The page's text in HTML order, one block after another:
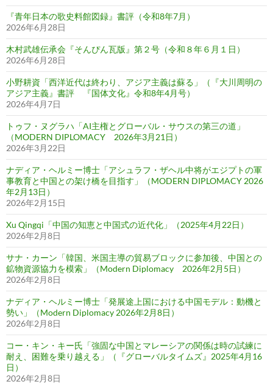
『青年日本の歌史料館図録』書評（令和8年7月）
2026年6月28日
木村武雄伝承会『そんぴん瓦版』第２号（令和８年６月１日）
2026年6月28日
小野耕資「西洋近代は終わり、アジア主義は蘇る」（『大川周明の
アジア主義』書評 『国体文化』令和8年4月号）
2026年4月7日
トゥフ・ヌグラハ「AI主権とグローバル・サウスの第三の道」
（MODERN DIPLOMACY 2026年3月21日）
2026年3月22日
ナディア・ヘルミー博士「アシュラフ・ザヘル中将がエジプトの軍
事教育と中国との架け橋を目指す」（MODERN DIPLOMACY 2026
年2月13日）
2026年2月15日
Xu Qingqi「中国の知恵と中国式の近代化」（2025年4月22日）
2026年2月8日
サナ・カーン「韓国、米国主導の貿易ブロックに参加後、中国との
鉱物資源協力を模索」（Modern Diplomacy 2026年2月5日）
2026年2月8日
ナディア・ヘルミー博士「発展途上国における中国モデル：動機と
勢い」（Modern Diplomacy 2026年2月8日）
2026年2月8日
コー・キン・キー氏「強固な中国とマレーシアの関係は時の試練に
耐え、困難を乗り越える」（『グローバルタイムズ』2025年4月16
日）
2026年2月8日